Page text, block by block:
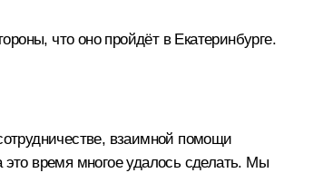
что оно пройдёт в Екатеринбурге.
взаимной помощи
время многое удалось сделать. Мы